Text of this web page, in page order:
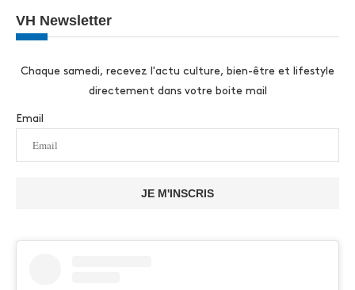
VH Newsletter
Chaque samedi, recevez l'actu culture, bien-être et lifestyle
directement dans votre boite mail
Email
JE M'INSCRIS